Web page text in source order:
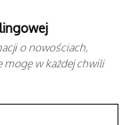
o nowościach,
w każdej chwili